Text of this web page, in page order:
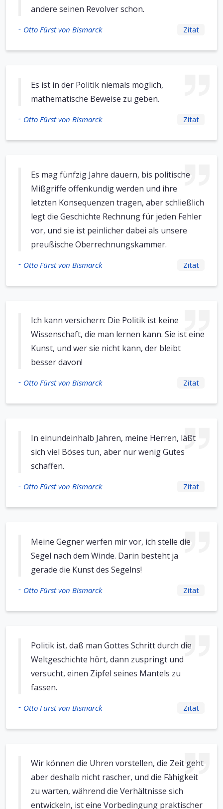
andere seinen Revolver schon.
- Otto Fürst von Bismarck Zitat
Es ist in der Politik niemals möglich,
mathematische Beweise zu geben.
- Otto Fürst von Bismarck Zitat
Es mag fünfzig Jahre dauern, bis politische
Mißgriffe offenkundig werden und ihre
letzten Konsequenzen tragen, aber schließlich
legt die Geschichte Rechnung für jeden Fehler
vor, und sie ist peinlicher dabei als unsere
preußische Oberrechnungskammer.
- Otto Fürst von Bismarck Zitat
Ich kann versichern: Die Politik ist keine
Wissenschaft, die man lernen kann. Sie ist eine
Kunst, und wer sie nicht kann, der bleibt
besser davon!
- Otto Fürst von Bismarck Zitat
In einundeinhalb Jahren, meine Herren, läßt
sich viel Böses tun, aber nur wenig Gutes
schaffen.
- Otto Fürst von Bismarck Zitat
Meine Gegner werfen mir vor, ich stelle die
Segel nach dem Winde. Darin besteht ja
gerade die Kunst des Segelns!
- Otto Fürst von Bismarck Zitat
Politik ist, daß man Gottes Schritt durch die
Weltgeschichte hört, dann zuspringt und
versucht, einen Zipfel seines Mantels zu
fassen.
- Otto Fürst von Bismarck Zitat
Wir können die Uhren vorstellen, die Zeit geht
aber deshalb nicht rascher, und die Fähigkeit
zu warten, während die Verhältnisse sich
entwickeln, ist eine Vorbedingung praktischer